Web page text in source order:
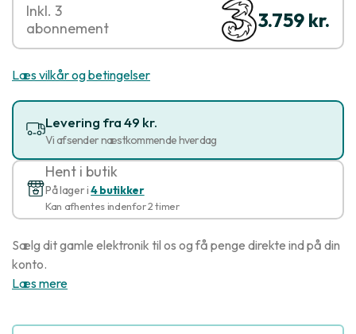
3.759 kr.
Inkl. 3
abonnement
Læs vilkår og betingelser
Levering fra 49 kr.
Vi afsender næstkommende hverdag
Hent i butik
På lager i4 butikker
Kan afhentes indenfor 2 timer
Sælg dit gamle elektronik til os og få penge direkte ind på din
konto.
Læs mere